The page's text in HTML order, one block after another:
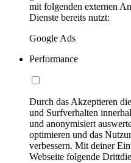
mit folgenden externen
Dienste bereits nutzt:
Google Ads
Performance
Durch das Akzeptieren
und Surfverhalten
und anonymisiert
optimieren und das
verbessern. Mit deiner
Webseite folgende